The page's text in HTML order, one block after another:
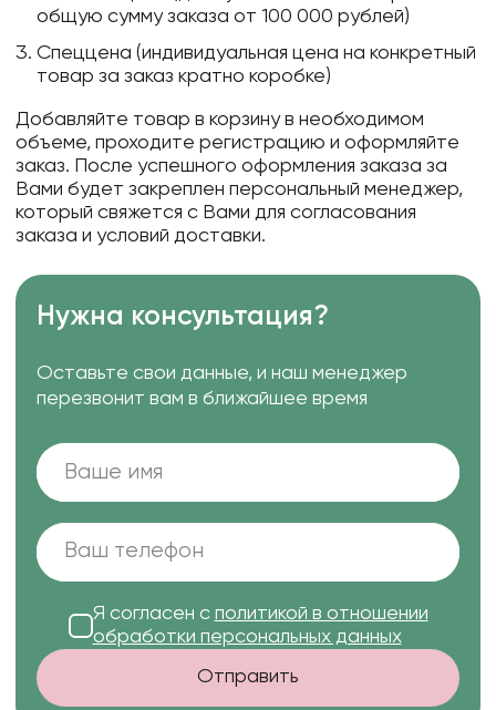
общую сумму заказа от 100 000 рублей)
Спеццена (индивидуальная цена на конкретный
товар за заказ кратно коробке)
Добавляйте товар в корзину в необходимом
объеме, проходите регистрацию и оформляйте
заказ. После успешного оформления заказа за
Вами будет закреплен персональный менеджер,
который свяжется с Вами для согласования
заказа и условий доставки.
Нужна консультация?
Оставьте свои данные, и наш менеджер
перезвонит вам в ближайшее время
Я согласен с политикой в отношении
обработки персональных данных
Отправить